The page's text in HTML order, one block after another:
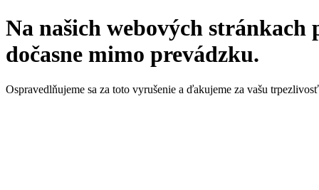
Na našich webových stránkach
dočasne mimo prevádzku.
Ospravedlňujeme sa za toto vyrušenie a ďakujeme za vašu